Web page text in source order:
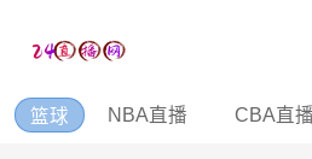
篮球 NBA直播 CBA直播